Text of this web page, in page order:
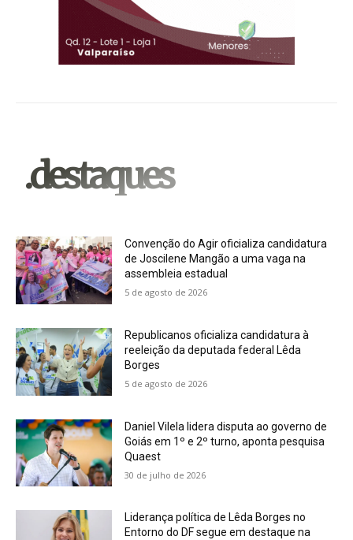
.destaques
Convenção do Agir oficializa candidatura
de Joscilene Mangão a uma vaga na
assembleia estadual
5 de agosto de 2026
Republicanos oficializa candidatura à
reeleição da deputada federal Lêda
Borges
5 de agosto de 2026
Daniel Vilela lidera disputa ao governo de
Goiás em 1º e 2º turno, aponta pesquisa
Quaest
30 de julho de 2026
Liderança política de Lêda Borges no
Entorno do DF segue em destaque na